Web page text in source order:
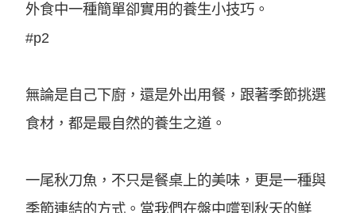
外食中一種簡單卻實用的養生小技巧。
#p2
無論是自己下廚，還是外出用餐，跟著季節挑選
食材，都是最自然的養生之道。
一尾秋刀魚，不只是餐桌上的美味，更是一種與
季節連結的方式。當我們在盤中嚐到秋天的鮮